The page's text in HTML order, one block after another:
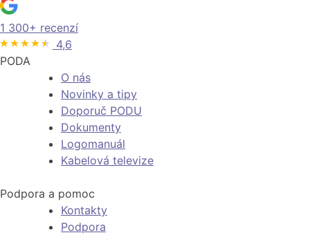
1 300+ recenzí
4,6
PODA
O nás
Novinky a tipy
Doporuč PODU
Dokumenty
Logomanuál
Kabelová televize
Podpora a pomoc
Kontakty
Podpora